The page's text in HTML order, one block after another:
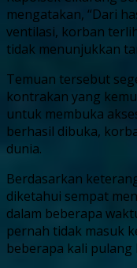
mengatakan, “Dari
ventilasi, korban
tidak menunjukkan
Temuan tersebut
kontrakan yang
untuk membuka
berhasil dibuka,
dunia.
Berdasarkan
diketahui sempat
dalam beberapa
pernah tidak masuk
beberapa kali pulang